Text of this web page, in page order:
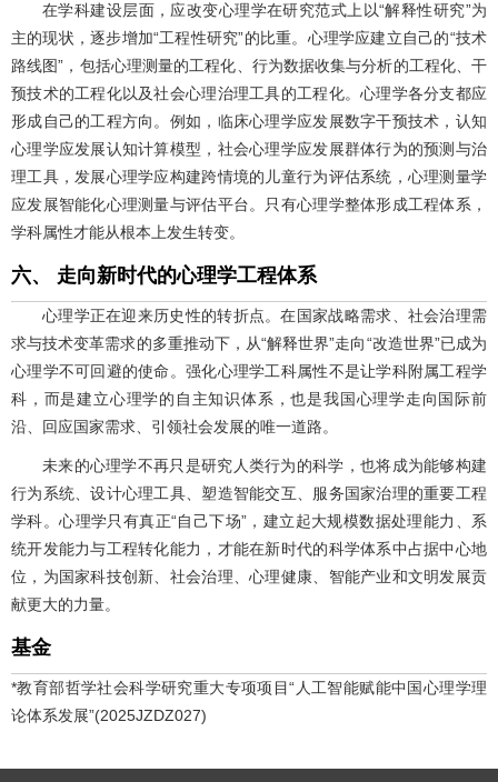
在学科建设层面，应改变心理学在研究范式上以“解释性研究”为
主的现状，逐步增加“工程性研究”的比重。心理学应建立自己的“技术
路线图”，包括心理测量的工程化、行为数据收集与分析的工程化、干
预技术的工程化以及社会心理治理工具的工程化。心理学各分支都应
形成自己的工程方向。例如，临床心理学应发展数字干预技术，认知
心理学应发展认知计算模型，社会心理学应发展群体行为的预测与治
理工具，发展心理学应构建跨情境的儿童行为评估系统，心理测量学
应发展智能化心理测量与评估平台。只有心理学整体形成工程体系，
学科属性才能从根本上发生转变。
六、 走向新时代的心理学工程体系
心理学正在迎来历史性的转折点。在国家战略需求、社会治理需
求与技术变革需求的多重推动下，从“解释世界”走向“改造世界”已成为
心理学不可回避的使命。强化心理学工科属性不是让学科附属工程学
科，而是建立心理学的自主知识体系，也是我国心理学走向国际前
沿、回应国家需求、引领社会发展的唯一道路。
未来的心理学不再只是研究人类行为的科学，也将成为能够构建
行为系统、设计心理工具、塑造智能交互、服务国家治理的重要工程
学科。心理学只有真正“自己下场”，建立起大规模数据处理能力、系
统开发能力与工程转化能力，才能在新时代的科学体系中占据中心地
位，为国家科技创新、社会治理、心理健康、智能产业和文明发展贡
献更大的力量。
基金
*教育部哲学社会科学研究重大专项项目“人工智能赋能中国心理学理
论体系发展”(2025JZDZ027)